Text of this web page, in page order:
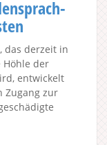
das derzeit in
Höhle der
entwickelt
Zugang zur